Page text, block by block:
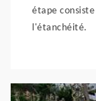
étape
l'étanchéité.